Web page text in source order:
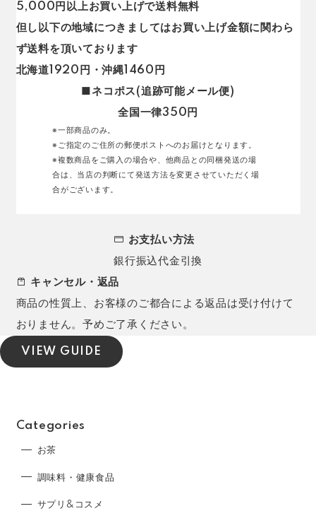
5,000円以上お買い上げで送料無料
但し以下の地域につきましてはお買い上げ金額に関わら
ず送料を頂いております
北海道1920円・沖縄1460円
■ネコポス(追跡可能メール便)
全国一律350円
※一部商品のみ。
※ご指定のご住所の郵便ポストへのお届けとなります。
※複数商品をご購入の場合や、他商品との同梱発送の場
合は、当店の判断にて発送方法を変更させていただく場
合がございます。
お支払い方法
銀行振込代金引換
キャンセル・返品
商品の性質上、お客様のご都合による返品は受け付けて
おりません。予めご了承ください。
VIEW GUIDE
Categories
お茶
調味料・健康食品
サプリ&コスメ